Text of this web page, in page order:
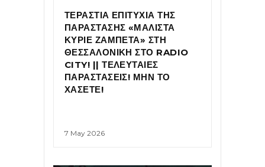
ΤΕΡΑΣΤΙΑ ΕΠΙΤΥΧΙΑ ΤΗΣ
ΠΑΡΑΣΤΑΣΗΣ «ΜΑΛΙΣΤΑ
ΚΥΡΙΕ ΖΑΜΠΕΤΑ» ΣΤΗ
ΘΕΣΣΑΛΟΝΙΚΗ ΣΤΟ RADIO
CITY! || ΤΕΛΕΥΤΑΙΕΣ
ΠΑΡΑΣΤΑΣΕΙΣ! ΜΗΝ ΤΟ
ΧΑΣΕΤΕ!
7 May 2026